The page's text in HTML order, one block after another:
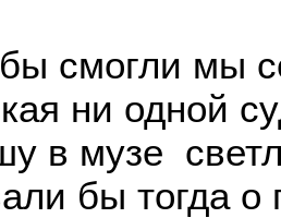
смогли мы
ни одной
в музе
бы тогда